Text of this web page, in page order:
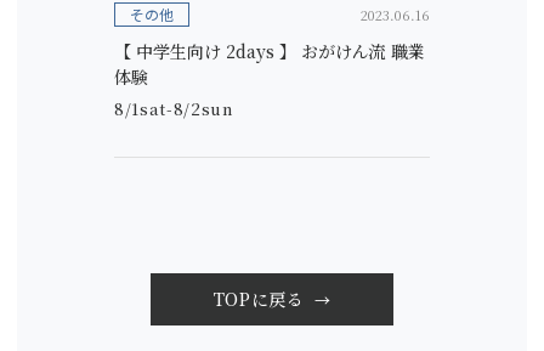
その他 2023.06.16
【 中学生向け 2days 】 おがけん流 職業
体験
8/1sat-8/2sun
TOPに戻る